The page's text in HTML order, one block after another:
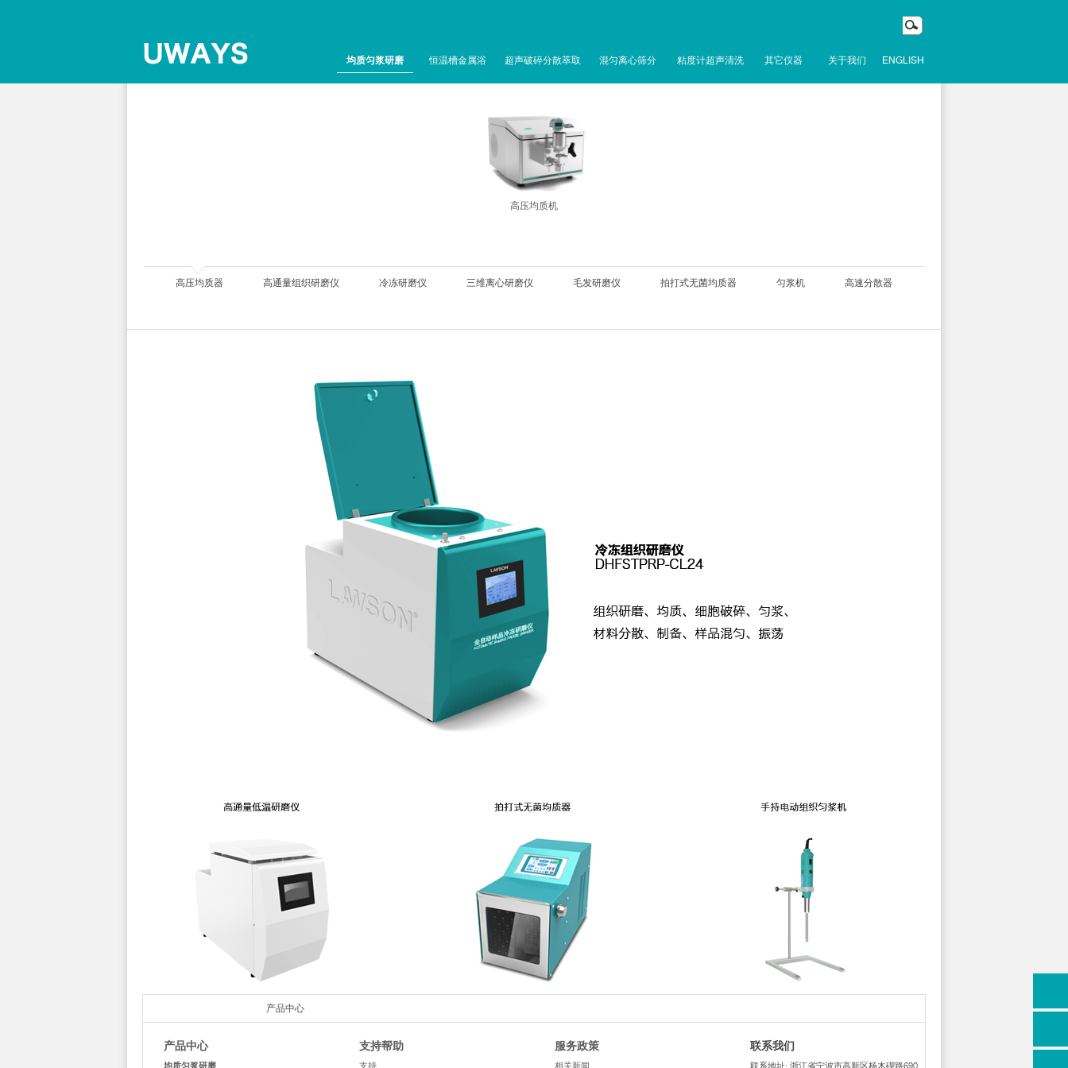
均质匀浆研磨 恒温槽金属浴 超声破碎分散萃取 混匀离心筛分 粘度计超声清洗 其它仪器 关于我们 ENGLISH
高压均质机
高压均质器 高通量组织研磨仪 冷冻研磨仪 三维离心研磨仪 毛发研磨仪 拍打式无菌均质器 匀浆机 高速分散器
产品中心
产品中心
均质匀浆研磨
支持帮助
支持
服务政策
相关新闻
联系我们
联系地址: 浙江省宁波市高新区杨木碶路690